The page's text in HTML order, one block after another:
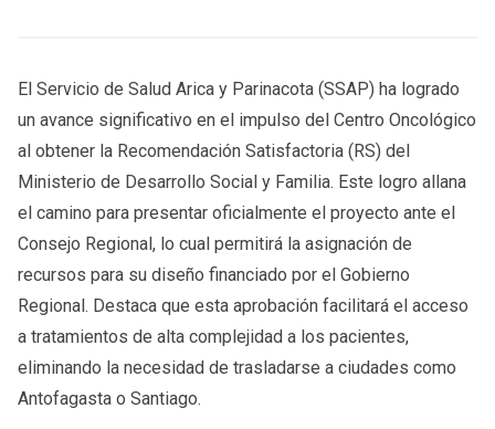
El Servicio de Salud Arica y Parinacota (SSAP) ha logrado
un avance significativo en el impulso del Centro Oncológico
al obtener la Recomendación Satisfactoria (RS) del
Ministerio de Desarrollo Social y Familia. Este logro allana
el camino para presentar oficialmente el proyecto ante el
Consejo Regional, lo cual permitirá la asignación de
recursos para su diseño financiado por el Gobierno
Regional. Destaca que esta aprobación facilitará el acceso
a tratamientos de alta complejidad a los pacientes,
eliminando la necesidad de trasladarse a ciudades como
Antofagasta o Santiago.